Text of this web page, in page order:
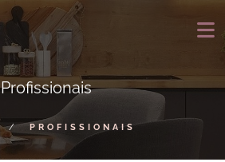
/ PROFISSIONAIS
Profissionais